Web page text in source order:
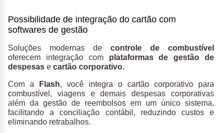
Possibilidade de integração do cartão com
softwares de gestão
Soluções modernas de controle de combustível
oferecem integração com plataformas de gestão de
despesas e cartão corporativo.
Com a Flash, você integra o cartão corporativo para
combustível, viagens e demais despesas corporativas
além da gestão de reembolsos em um único sistema,
facilitando a conciliação contábil, reduzindo custos e
eliminando retrabalhos.